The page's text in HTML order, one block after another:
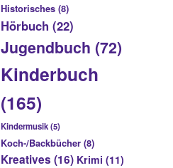
Historisches (8)
Hörbuch (22)
Jugendbuch (72)
Kinderbuch
(165)
Kindermusik(5)
Koch-/Backbücher (8)
Kreatives (16) Krimi (11)